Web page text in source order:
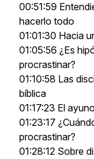
00:51:59
hacerlo todo
01:01:30 Hacia
01:05:56 ¿Es
procrastinar?
01:10:58 Las
bíblica
01:17:23 El
01:23:17
procrastinar?
01:28:12 Sobre